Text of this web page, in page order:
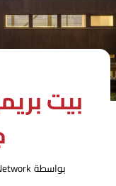
بيت
بواسطة